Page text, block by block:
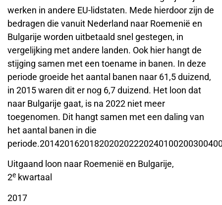
werken in andere EU-lidstaten. Mede hierdoor zijn de
bedragen die vanuit Nederland naar Roemenië en
Bulgarije worden uitbetaald snel gestegen, in
vergelijking met andere landen. Ook hier hangt de
stijging samen met een toename in banen. In deze
periode groeide het aantal banen naar 61,5 duizend,
in 2015 waren dit er nog 6,7 duizend. Het loon dat
naar Bulgarije gaat, is na 2022 niet meer
toegenomen. Dit hangt samen met een daling van
het aantal banen in die
Uitgaand loon naar Roemenië en Bulgarije,
2e kwartaal
2017